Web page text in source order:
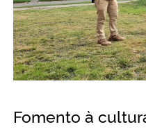
Fomento à